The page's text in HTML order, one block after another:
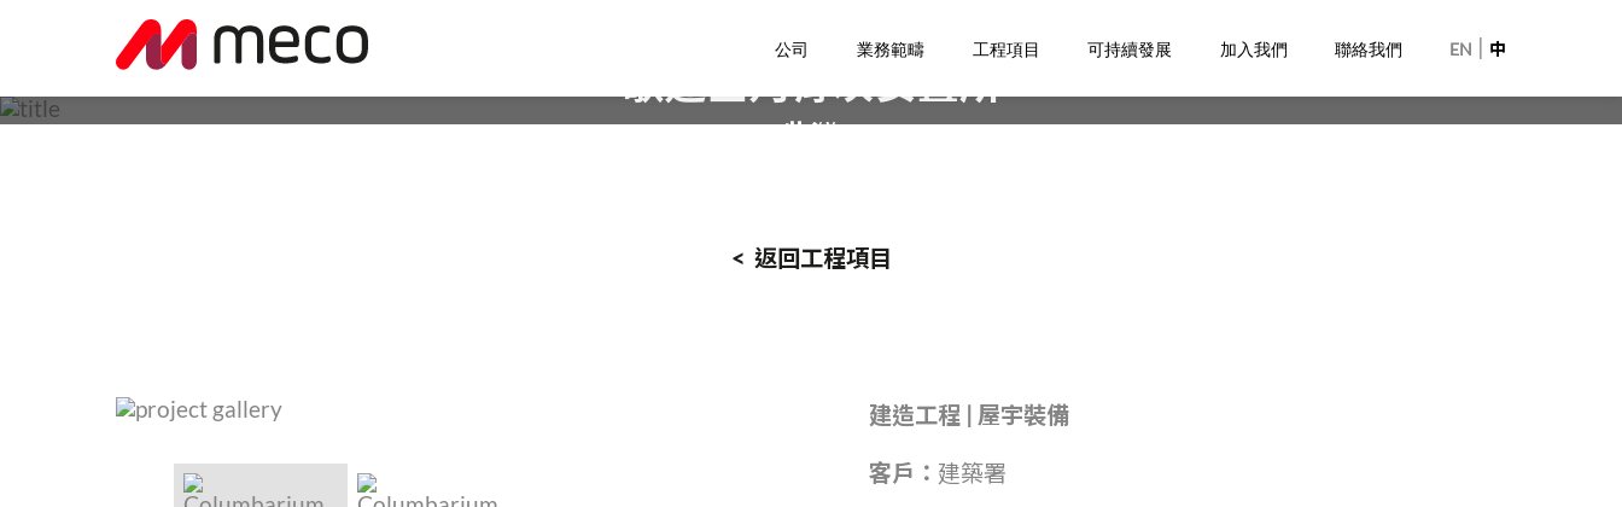
公司 業務範疇 工程項目 可持續發展 加入我們 聯絡我們 EN 中
歌連臣角骨灰安置所
< 返回工程項目
建造工程 屋宇裝備
客戶： 建築署